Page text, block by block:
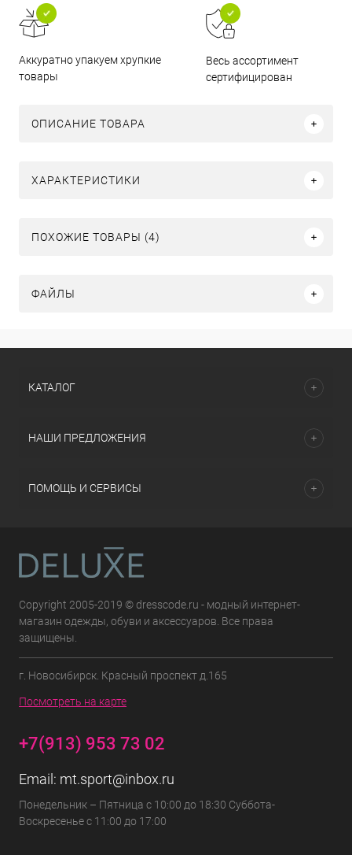
Аккуратно упакуем хрупкие
товары
Весь ассортимент
сертифицирован
ОПИСАНИЕ ТОВАРА
ХАРАКТЕРИСТИКИ
ПОХОЖИЕ ТОВАРЫ (4)
ФАЙЛЫ
КАТАЛОГ
НАШИ ПРЕДЛОЖЕНИЯ
ПОМОЩЬ И СЕРВИСЫ
Copyright 2005-2019 © dresscode.ru - модный интернет-
магазин одежды, обуви и аксессуаров. Все права
защищены.
г. Новосибирск. Красный проспект д.165
Посмотреть на карте
+7(913) 953 73 02
Email: mt.sport@inbox.ru
Понедельник – Пятница с 10:00 до 18:30 Суббота-
Воскресенье с 11:00 до 17:00